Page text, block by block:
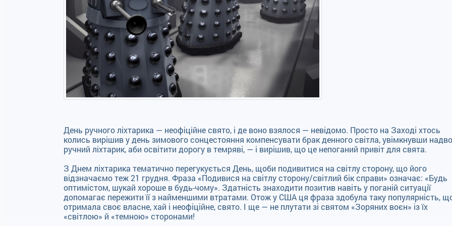
День ручного ліхтарика — неофіційне свято, і де воно взялося — невідомо. Просто на Заході хтось
колись вирішив у день зимового сонцестояння компенсувати брак денного світла, увімкнувши
ручний ліхтарик, аби освітити дорогу в темряві, — і вирішив, що це непоганий привіт для свята.
З Днем ліхтарика тематично перегукується День, щоби подивитися на світлу сторону, що його
відзначаємо теж 21 грудня. Фраза «Подивися на світлу сторону/світлий бік справи» означає: «Будь
оптимістом, шукай хороше в будь-чому». Здатність знаходити позитив навіть у поганій ситуації
допомагає пережити її з найменшими втратами. Отож у США ця фраза здобула таку популярність,
отримала своє власне, хай і неофіційне, свято. І ще — не плутати зі святом «Зоряних воєн» із їх
«світлою» й «темною» сторонами!